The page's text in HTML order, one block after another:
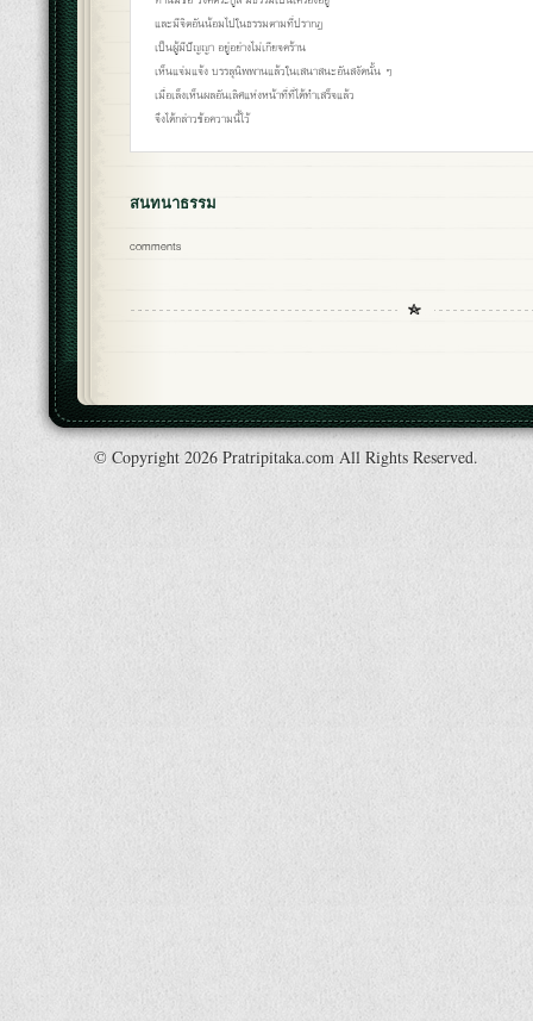
และมีจิตอันน้อมไปในธรรมตามที่ปรากฏ
เป็นผู้มีปัญญา อยู่อย่างไม่เกียจคร้าน
เห็นแจ่มแจ้ง บรรลุนิพพานแล้วในเสนาสนะอันสงัดนั้น ๆ
เมื่อเล็งเห็นผลอันเลิศแห่งหน้าที่ที่ได้ทำเสร็จแล้ว
จึงได้กล่าวข้อความนี้ไว้
สนทนาธรรม
comments
© Copyright 2026 Pratripitaka.com All Rights Reserved.